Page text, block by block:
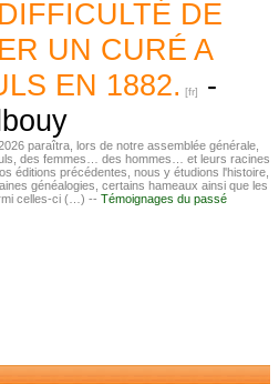
DE
UN CURÉ A
EN 1882.
-
paraîtra, lors de notre assemblée générale,
des femmes… des hommes… et leurs racines
éditions précédentes, nous y étudions l'histoire,
généalogies, certains hameaux ainsi que les
celles-ci (…) -- Témoignages du passé